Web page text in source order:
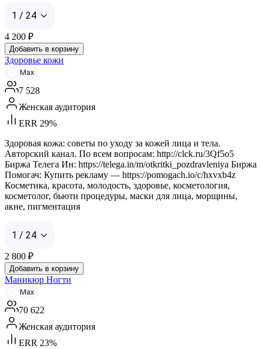
1 / 24
4 200 ₽
Добавить в корзину
Здоровье кожи
Max
7 528
Женская аудитория
ERR 29%
Здоровая кожа: советы по уходу за кожей лица и тела.
Авторский канал. По всем вопросам: http://clck.ru/3Qf5o5
Биржа Телега Ин: https://telega.in/m/otkritki_pozdravleniya Биржа
Помогач: Купить рекламу — https://pomogach.io/c/hxvxb4z
Косметика, красота, молодость, здоровье, косметология,
косметолог, бьюти процедуры, маски для лица, морщины,
акне, пигментация
1 / 24
2 800 ₽
Добавить в корзину
Маникюр Ногти
Max
70 622
Женская аудитория
ERR 23%